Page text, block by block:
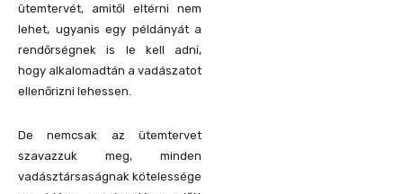
ütemtervét, amitől eltérni nem
lehet, ugyanis egy példányát a
rendőrségnek is le kell adni,
hogy alkalomadtán a vadászatot
ellenőrizni lehessen.
De nemcsak az ütemtervet
szavazzuk meg, minden
vadásztársaságnak kötelessége